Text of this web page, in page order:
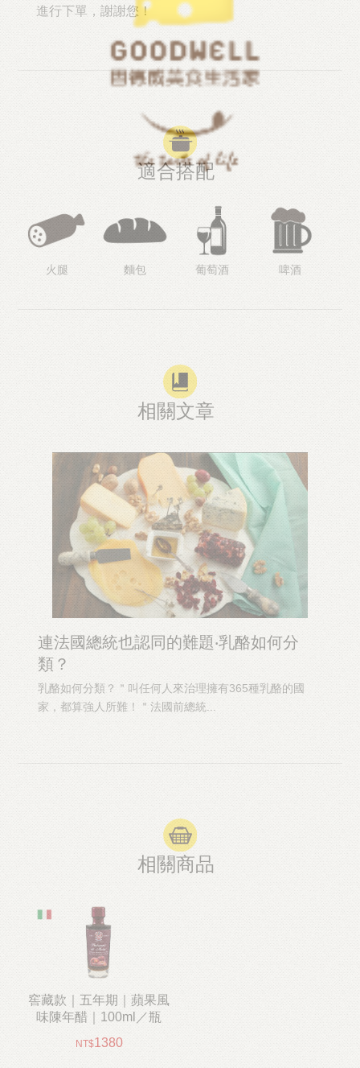
進行下單，謝謝您！
適合搭配
火腿 麵包 葡萄酒 啤酒
相關文章
連法國總統也認同的難題‧乳酪如何分
類？
乳酪如何分類？＂叫任何人來治理擁有365種乳酪的國
家，都算強人所難！＂法國前總統...
相關商品
窖藏款｜五年期｜蘋果風
味陳年醋｜100ml／瓶
1380